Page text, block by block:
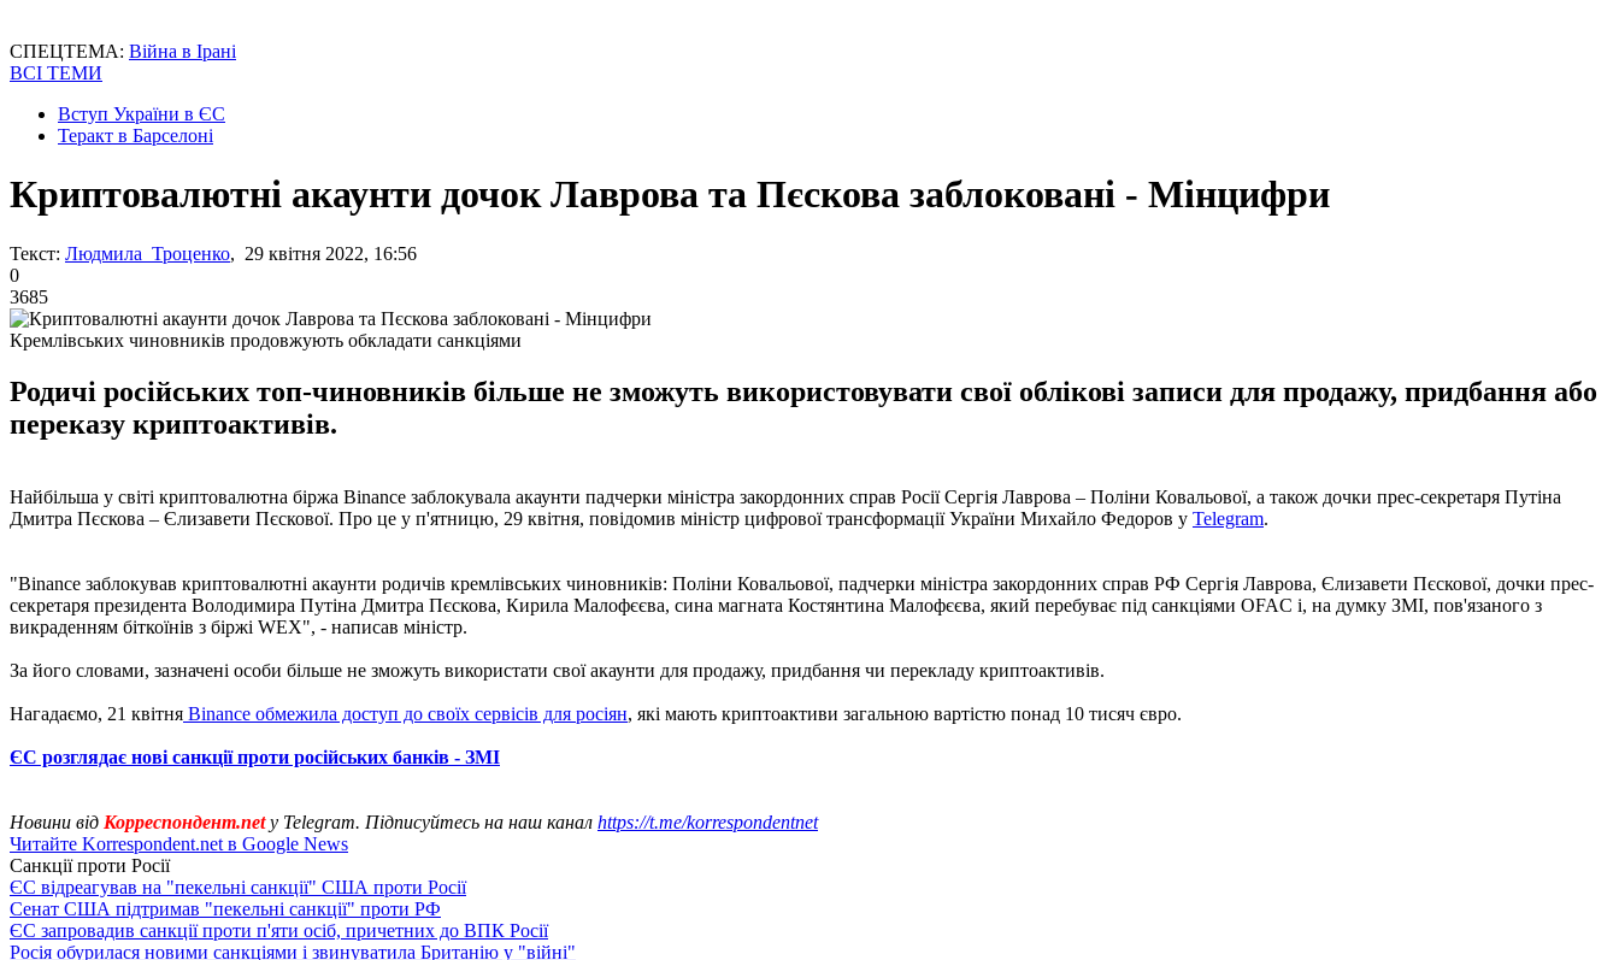
СПЕЦТЕМА: Війна в Ірані
ВСІ ТЕМИ
Вступ України в ЄС
Теракт в Барселоні
Криптовалютні акаунти дочок Лаврова та Пєскова заблоковані - Мінцифри
Текст: Людмила Троценко, 29 квітня 2022, 16:56
0
3685
Кремлівських чиновників продовжують обкладати санкціями
Родичі російських топ-чиновників більше не зможуть використовувати свої облікові записи для продажу, придбання або
переказу криптоактивів.
Найбільша у світі криптовалютна біржа Binance заблокувала акаунти падчерки міністра закордонних справ Росії Сергія Лаврова – Поліни Ковальової, а також дочки прес-секретаря Путіна
Дмитра Пєскова – Єлизавети Пєскової. Про це у п'ятницю, 29 квітня, повідомив міністр цифрової трансформації України Михайло Федоров у Telegram.
"Binance заблокував криптовалютні акаунти родичів кремлівських чиновників: Поліни Ковальової, падчерки міністра закордонних справ РФ Сергія Лаврова, Єлизавети Пєскової, дочки прес-
секретаря президента Володимира Путіна Дмитра Пєскова, Кирила Малофєєва, сина магната Костянтина Малофєєва, який перебуває під санкціями OFAC і, на думку ЗМІ, пов'язаного з
викраденням біткоїнів з біржі WEX", - написав міністр.
За його словами, зазначені особи більше не зможуть використати свої акаунти для продажу, придбання чи перекладу криптоактивів.
Нагадаємо, 21 квітня Binance обмежила доступ до своїх сервісів для росіян, які мають криптоактиви загальною вартістю понад 10 тисяч євро.
ЄС розглядає нові санкції проти російських банків - ЗМІ
Новини від Корреспондент.netу Telegram. Підписуйтесь на наш канал https://t.me/korrespondentnet
Читайте Korrespondent.net в Google News
Санкції проти Росії
ЄС відреагував на "пекельні санкції" США проти Росії
Сенат США підтримав "пекельні санкції" проти РФ
ЄС запровадив санкції проти п'яти осіб, причетних до ВПК Росії
Росія обурилася новими санкціями і звинуватила Британію у "війні"